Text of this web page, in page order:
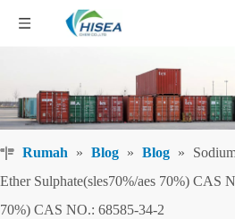
Rumah » Blog » Blog »
Ether Sulphate(sles70%/aes 70%) CAS
70%) CAS NO.: 68585-34-2